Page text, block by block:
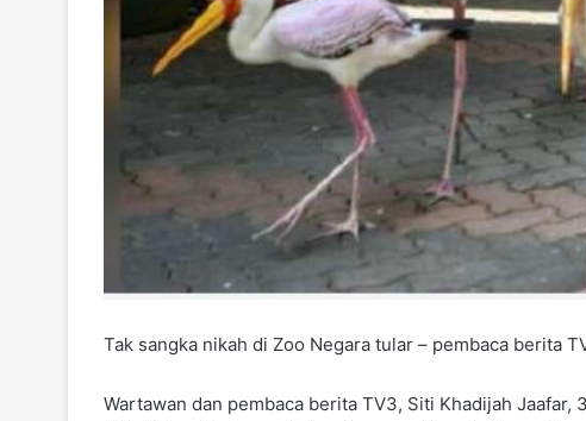
Tak sangka nikah di Zoo Negara tular – pembaca berita
Wartawan dan pembaca berita TV3, Siti Khadijah